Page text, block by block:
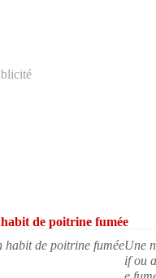
de poitrine fumée
Une
if ou